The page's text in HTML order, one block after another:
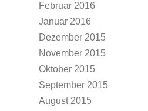
Februar 2016
Januar 2016
Dezember 2015
November 2015
Oktober 2015
September 2015
August 2015